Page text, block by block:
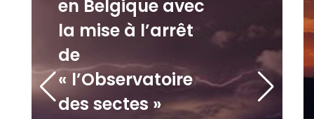
en Belgique avec
la mise à l’arrêt
de
« l’Observatoire
des sectes »